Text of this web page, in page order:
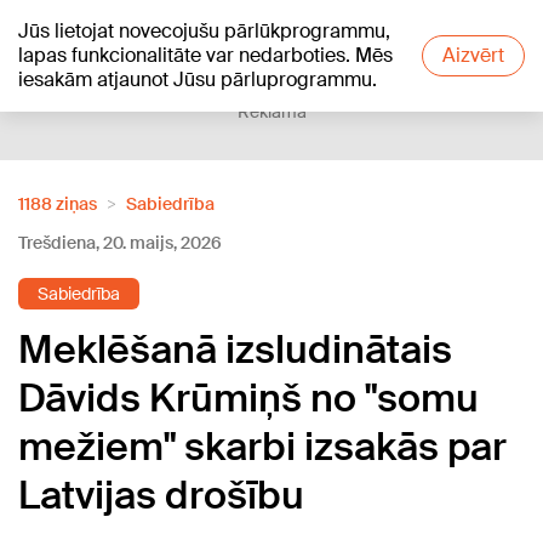
Jūs lietojat novecojušu pārlūkprogrammu,
lapas funkcionalitāte var nedarboties. Mēs
iesakām atjaunot Jūsu pārluprogrammu.
Aizvērt
+19°C
Reklāma
1188 ziņas
Sabiedrība
Trešdiena, 20. maijs, 2026
Sabiedrība
Meklēšanā izsludinātais
Dāvids Krūmiņš no "somu
mežiem" skarbi izsakās par
Latvijas drošību